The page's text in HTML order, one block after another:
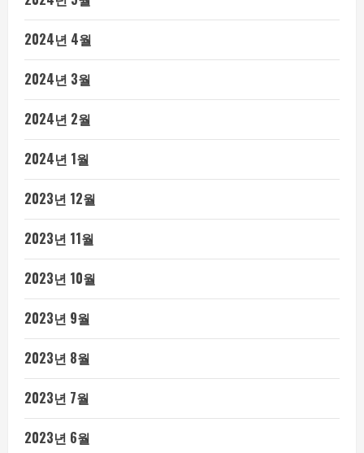
2024년 4월
2024년 3월
2024년 2월
2024년 1월
2023년 12월
2023년 11월
2023년 10월
2023년 9월
2023년 8월
2023년 7월
2023년 6월